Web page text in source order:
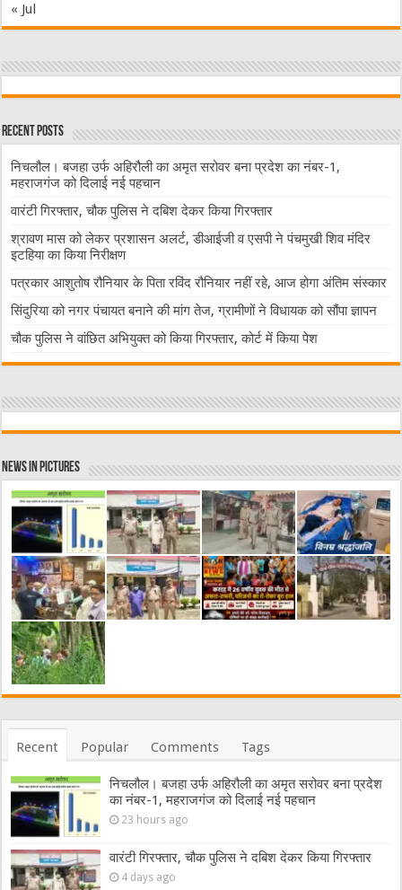
« Jul
Recent Posts
निचलौल। बजहा उर्फ अहिरौली का अमृत सरोवर बना प्रदेश का नंबर-1,
महराजगंज को दिलाई नई पहचान
वारंटी गिरफ्तार, चौक पुलिस ने दबिश देकर किया गिरफ्तार
श्रावण मास को लेकर प्रशासन अलर्ट, डीआईजी व एसपी ने पंचमुखी शिव मंदिर
इटहिया का किया निरीक्षण
पत्रकार आशुतोष रौनियार के पिता रविंद रौनियार नहीं रहे, आज होगा अंतिम संस्कार
सिंदुरिया को नगर पंचायत बनाने की मांग तेज, ग्रामीणों ने विधायक को सौंपा ज्ञापन
चौक पुलिस ने वांछित अभियुक्त को किया गिरफ्तार, कोर्ट में किया पेश
News in Pictures
Recent Popular Comments Tags
निचलौल। बजहा उर्फ अहिरौली का अमृत सरोवर बना प्रदेश
का नंबर-1, महराजगंज को दिलाई नई पहचान
23 hours ago
वारंटी गिरफ्तार, चौक पुलिस ने दबिश देकर किया गिरफ्तार
4 days ago